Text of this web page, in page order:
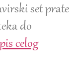
set prate
do
celog